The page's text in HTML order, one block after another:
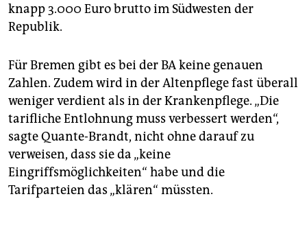
knapp 3.000 Euro brutto im Südwesten der
Republik.
Für Bremen gibt es bei der BA keine genauen
Zahlen. Zudem wird in der Altenpflege fast überall
weniger verdient als in der Krankenpflege. „Die
tarifliche Entlohnung muss verbessert werden“,
sagte Quante-Brandt, nicht ohne darauf zu
verweisen, dass sie da „keine
Eingriffsmöglichkeiten“ habe und die
Tarifparteien das „klären“ müssten.